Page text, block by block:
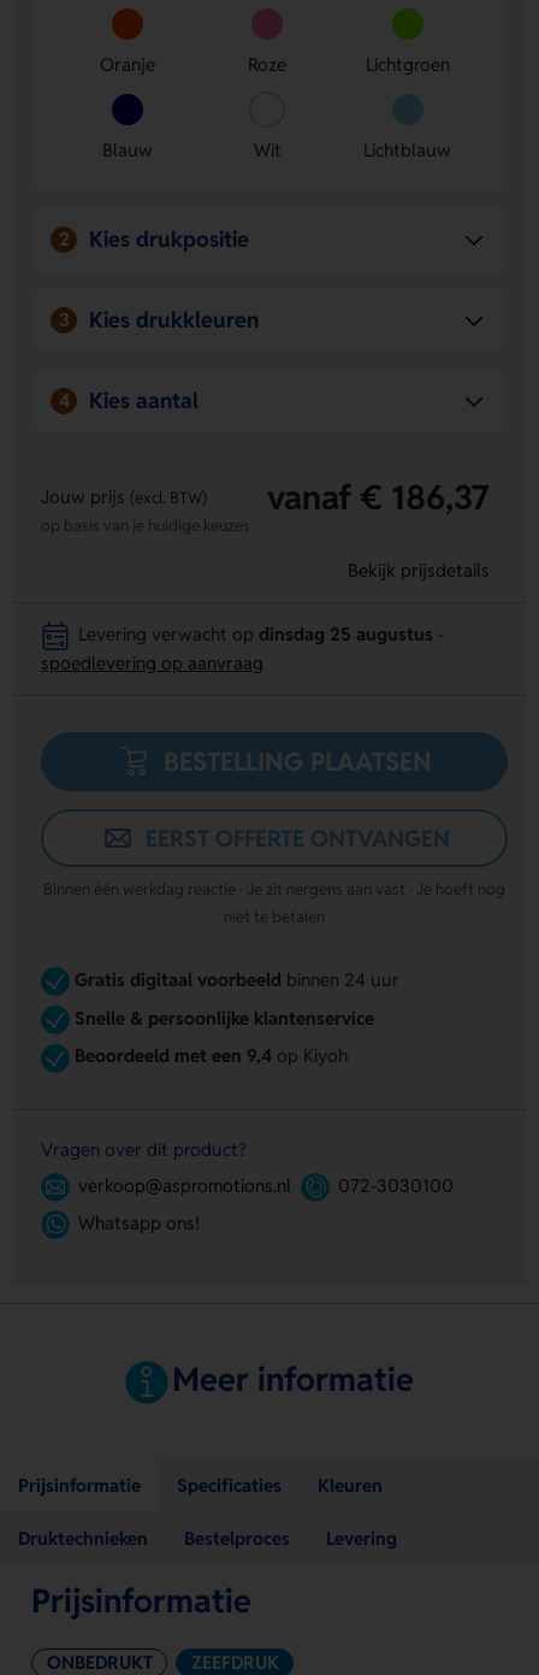
Persoonlijk te maken.
Laat een logo, naam of eigen
ontwerp aanbrengen op de Achterzijde of Voorzijde.
Leuk in meerdere kleuren.Kies uit Oranje, Roze,
Lichtgroen, Blauw, Wit of Lichtblauw.
Oranje Roze Lichtgroen
Blauw Wit Lichtblauw
2 Kies drukpositie
3 Kies drukkleuren
4 Kies aantal
Jouw prijs (excl. BTW) vanaf € 186,37
op basis van je huidige keuzes
Bekijk prijsdetails
Levering verwacht op dinsdag 25 augustus
spoedlevering op aanvraag
BESTELLING PLAATSEN
EERST OFFERTE ONTVANGEN
Binnen één werkdag reactie · Je zit nergens aan vast · Je hoeft nog
niet te betalen
Gratis digitaal voorbeeld binnen 24 uur
Snelle & persoonlijke klantenservice
Beoordeeld met een 9,4op Kiyoh
Vragen over dit product?
verkoop@aspromotions.nl
072-3030100
Whatsapp ons!
Meer informatie
Prijsinformatie Specificaties Kleuren
Druktechnieken Bestelproces Levering
Prijsinformatie
ONBEDRUKT ZEEFDRUK